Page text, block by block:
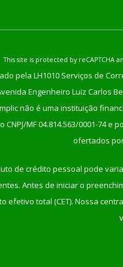
This site is protected by reCAPTCHA
pela LH1010 Serviços de
Engenheiro Luiz Carlos
não é uma instituição
CNPJ/MF 04.814.563/0001-74
ofertados
de crédito pessoal pode
Antes de iniciar o
efetivo total (CET). Nossa